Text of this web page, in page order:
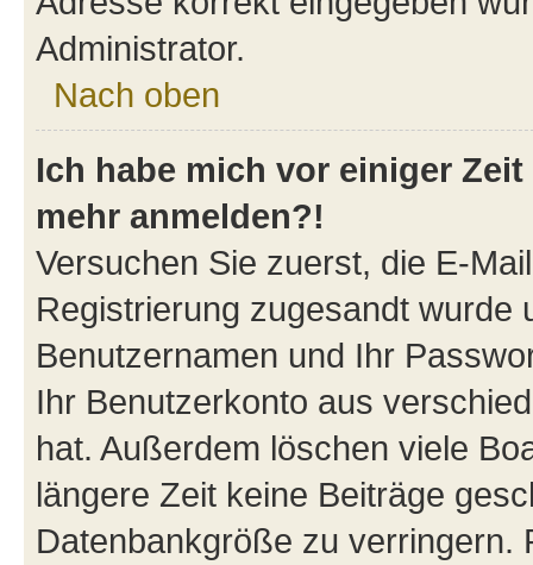
Administrator.
Nach oben
Ich habe mich vor einiger
mehr anmelden?!
Versuchen Sie zuerst, die E-
Registrierung zugesandt wurde
Benutzernamen und Ihr
Ihr Benutzerkonto aus
hat. Außerdem löschen viele
längere Zeit keine Beiträge
Datenbankgröße zu verringern.